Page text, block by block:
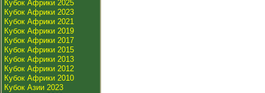
Кубок Африки 2025
Кубок Африки 2023
Кубок Африки 2021
Кубок Африки 2019
Кубок Африки 2017
Кубок Африки 2015
Кубок Африки 2013
Кубок Африки 2012
Кубок Африки 2010
Кубок Азии 2023